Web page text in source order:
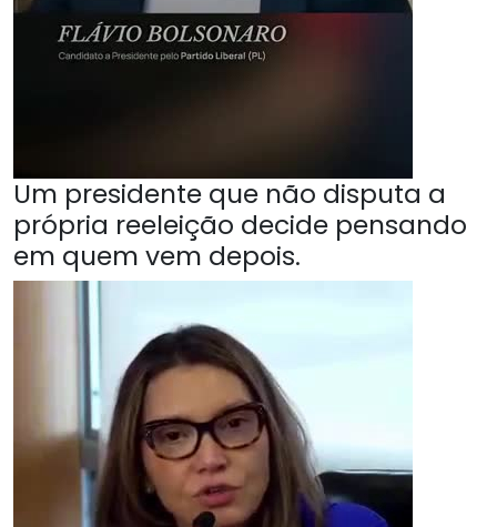
Um presidente que não disputa a
própria reeleição decide pensando
em quem vem depois.